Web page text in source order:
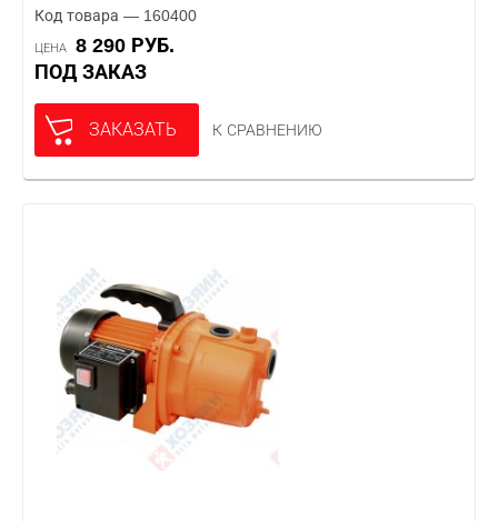
Код товара — 160400
ЦЕНА
8 290 РУБ.
ПОД ЗАКАЗ
ЗАКАЗАТЬ К СРАВНЕНИЮ